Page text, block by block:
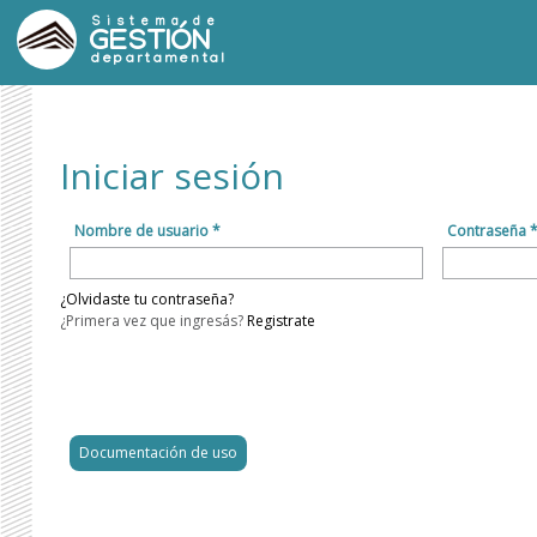
Sistema de
GESTIÓN
departamental
Iniciar sesión
Nombre de usuario * Contraseña *
¿Olvidaste tu contraseña?
¿Primera vez que ingresás?Registrate
Documentación de uso